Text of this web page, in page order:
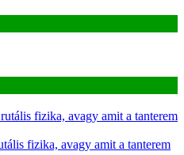
fizika, avagy amit a tanterem
fizika, avagy amit a tanterem